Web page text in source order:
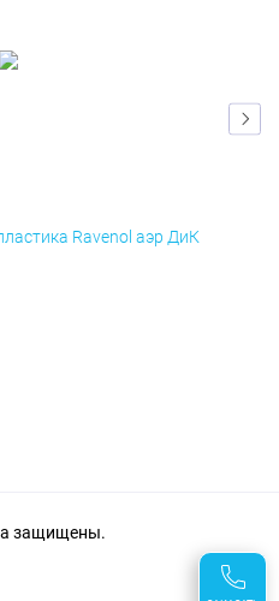
Ravenol аэр ДиК
защищены.